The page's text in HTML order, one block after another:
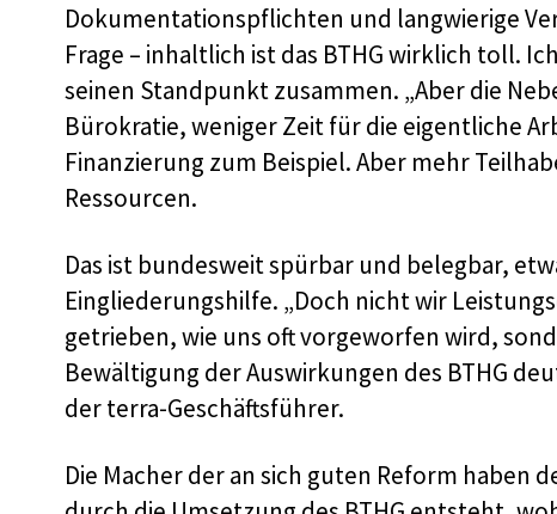
Dokumentationspflichten und langwierige
Frage – inhaltlich ist das BTHG wirklich toll.
seinen Standpunkt zusammen. „Aber die
Bürokratie, weniger Zeit für die eigentliche
Finanzierung zum Beispiel. Aber mehr
Ressourcen.
Das ist bundesweit spürbar und belegbar,
Eingliederungshilfe. „Doch nicht wir
getrieben, wie uns oft vorgeworfen wird,
Bewältigung der Auswirkungen des BTHG
der terra-Geschäftsführer.
Die Macher der an sich guten Reform haben